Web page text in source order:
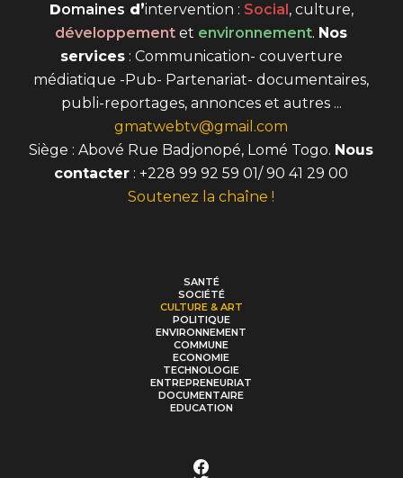
Domaines d’intervention : Social, culture,
développement et environnement. Nos
services: Communication- couverture
médiatique -Pub- Partenariat- documentaires,
publi-reportages, annonces et autres ...
gmatwebtv@gmail.com
Siège : Abové Rue Badjonopé, Lomé Togo. Nous
contacter : +228 99 92 59 01/ 90 41 29 00
Soutenez la chaîne !
SANTÉ
SOCIÉTÉ
CULTURE & ART
POLITIQUE
ENVIRONNEMENT
COMMUNE
ECONOMIE
TECHNOLOGIE
ENTREPRENEURIAT
DOCUMENTAIRE
EDUCATION